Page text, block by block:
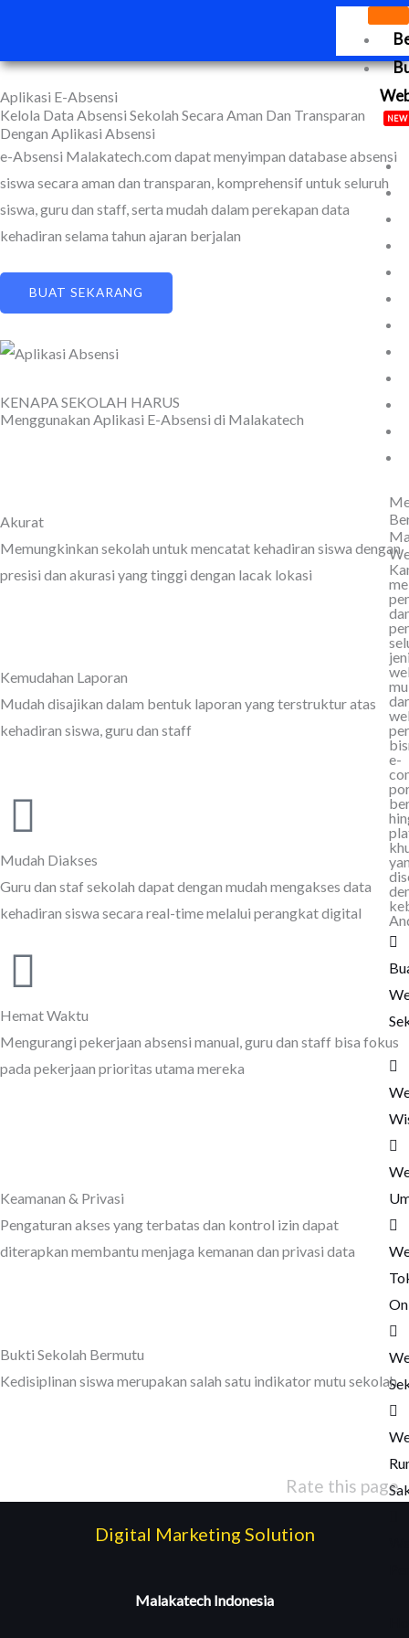
konten
NEW
e-
Aplikasi E-Absensi
Kelola Data Absensi Sekolah Secara Aman Dan Transparan
Dengan Aplikasi Absensi
e-Absensi Malakatech.com dapat menyimpan database absensi
siswa secara aman dan transparan, komprehensif untuk seluruh
siswa, guru dan staff, serta mudah dalam perekapan data
kehadiran selama tahun ajaran berjalan
BUAT SEKARANG
KENAPA SEKOLAH HARUS
Menggunakan Aplikasi E-Absensi di Malakatech
Akurat
Memungkinkan sekolah untuk mencatat kehadiran siswa dengan
presisi dan akurasi yang tinggi dengan lacak lokasi
Kemudahan Laporan
Mudah disajikan dalam bentuk laporan yang terstruktur atas
kehadiran siswa, guru dan staff
Mudah Diakses
Guru dan staf sekolah dapat dengan mudah mengakses data
kehadiran siswa secara real-time melalui perangkat digital
Hemat Waktu
Mengurangi pekerjaan absensi manual, guru dan staff bisa fokus
pada pekerjaan prioritas utama mereka
Keamanan & Privasi
Pengaturan akses yang terbatas dan kontrol izin dapat
diterapkan membantu menjaga kemanan dan privasi data
Bukti Sekolah Bermutu
Kedisiplinan siswa merupakan salah satu indikator mutu sekolah
Rate this page
Digital Marketing Solution
Malakatech Indonesia